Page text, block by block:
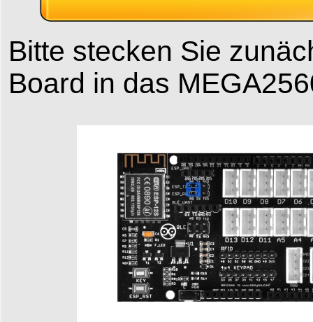
Bitte stecken Sie
Board in das